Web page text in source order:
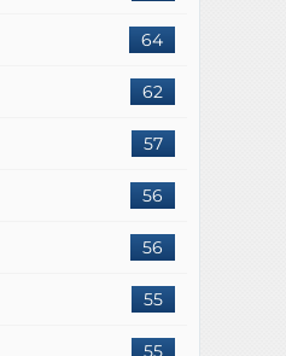
64
62
57
56
56
55
55